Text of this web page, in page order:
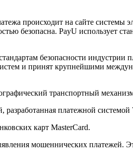
происходит на сайте
безопасна. PayU использует
безопасности индустрии
и принят крупнейшими
транспортный
платежной системой
карт MasterCard.
мошеннических платежей.